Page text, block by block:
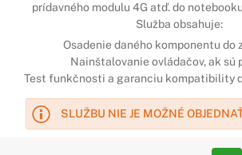
prídavného modulu 4G atď. do
Služba obsahuje:
Osadenie daného komponentu do
Nainštalovanie ovládačov, ak sú
Test funkčnosti a garanciu kompatibility
SLUŽBU NIE JE MOŽNÉ